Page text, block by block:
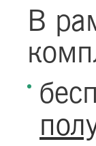
В